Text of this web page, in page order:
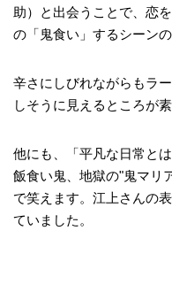
助）と出会うことで、恋
の「鬼食い」するシーンの
辛さにしびれながらもラ
しそうに見えるところが
他にも、「平凡な日常と
飯食い鬼、地獄の"鬼マリ
で笑えます。江上さんの
ていました。